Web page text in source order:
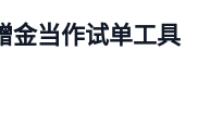
金当作试单工具